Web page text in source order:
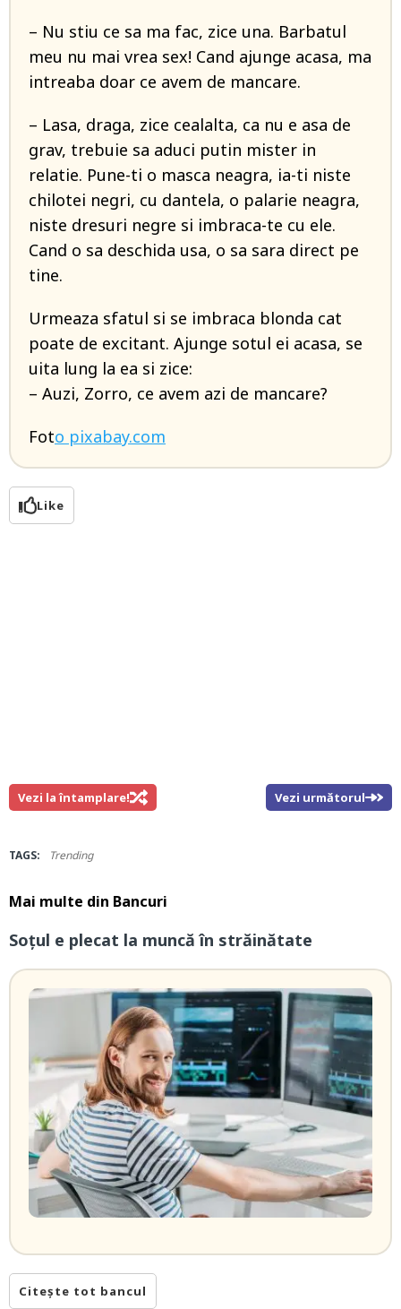
– Nu stiu ce sa ma fac, zice una. Barbatul
meu nu mai vrea sex! Cand ajunge acasa, ma
intreaba doar ce avem de mancare.
– Lasa, draga, zice cealalta, ca nu e asa de
grav, trebuie sa aduci putin mister in
relatie. Pune-ti o masca neagra, ia-ti niste
chilotei negri, cu dantela, o palarie neagra,
niste dresuri negre si imbraca-te cu ele.
Cand o sa deschida usa, o sa sara direct pe
tine.
Urmeaza sfatul si se imbraca blonda cat
poate de excitant. Ajunge sotul ei acasa, se
uita lung la ea si zice:
– Auzi, Zorro, ce avem azi de mancare?
Foto pixabay.com
Like
Vezi la întamplare! Vezi următorul
TAGS: Trending
Mai multe din Bancuri
Soțul e plecat la muncă în străinătate
Citește tot bancul